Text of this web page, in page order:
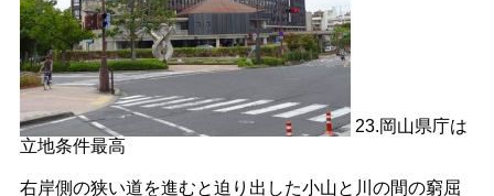
23.岡山県庁は
立地条件最高
右岸側の狭い道を進むと迫り出した小山と川の間の窮屈